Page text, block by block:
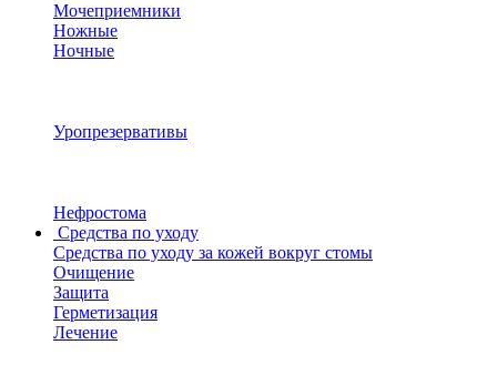
Мочеприемники
Ножные
Ночные
Уропрезервативы
Нефростома
Средства по уходу
Средства по уходу за кожей вокруг стомы
Очищение
Защита
Герметизация
Лечение